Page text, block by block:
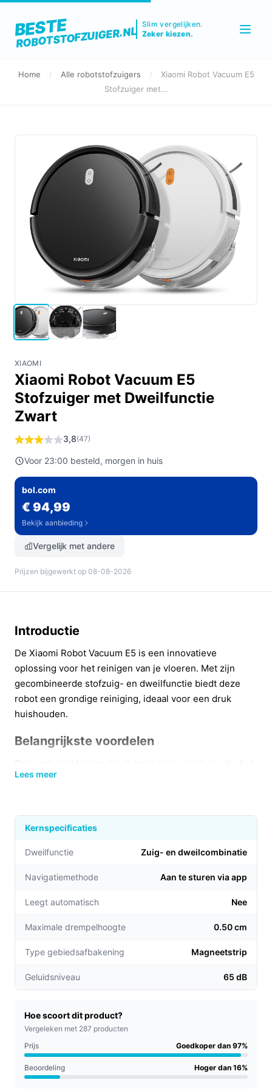
BESTE
ROBOTSTOFZUIGER.NL
Slim vergelijken.
Zeker kiezen.
Home / Alle robotstofzuigers /
Xiaomi Robot Vacuum E5
Stofzuiger met...
XIAOMI
Xiaomi Robot Vacuum E5
Stofzuiger met Dweilfunctie
Zwart
3,8(47)
Voor 23:00 besteld, morgen in huis
bol.com
€ 94,99
Bekijk aanbieding
Vergelijk met andere
Prijzen bijgewerkt op 08-08-2026
Introductie
De Xiaomi Robot Vacuum E5 is een innovatieve
oplossing voor het reinigen van je vloeren. Met zijn
gecombineerde stofzuig- en dweilfunctie biedt deze
robot een grondige reiniging, ideaal voor een druk
huishouden.
Belangrijkste voordelen
huishouden een stuk gemakkelijker maken.
verzamelreservoir van 0,40 liter hoef je minder
vaak te legen, wat tijd bespaart tijdens je drukke
dagen.
zuigkracht van 2000 Pa en dubbele zijborstels zijn
verwijderen.
Langdurige batterijduur:
Met een batterijduur van
reinigen zonder tussentijds opladen.
Voor welke doelgroep?
huishoudens, vooral die met huisdieren. Het is ook een
ideale keuze voor mensen die waarde hechten aan een
schoon huis zonder veel inspanning.
Praktische voordelen t.o.v. alternatieven
Lees meer
Kernspecificaties
Dweilfunctie Zuig- en dweilcombinatie​
Navigatiemethode Aan te sturen via app
Leegt automatisch Nee
Maximale drempelhoogte 0.50 cm
Type gebiedsafbakening Magneetstrip
Geluidsniveau 65 dB
Hoe scoort dit product?
Vergeleken met 287 producten
Prijs
Goedkoper dan 97%
Beoordeling Hoger dan 16%